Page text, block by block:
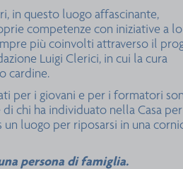
in questo luogo affascinante,
competenze con iniziative a
più coinvolti attraverso il
Luigi Clerici, in cui la cura
cardine.
per i giovani e per i formatori
chi ha individuato nella Casa
un luogo per riposarsi in una
persona di famiglia.